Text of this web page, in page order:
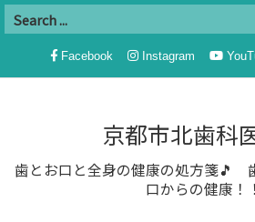
京都市北歯科
歯とお口と全身の健康の処方箋🎵
口からの健康！！
Facebook Instagram